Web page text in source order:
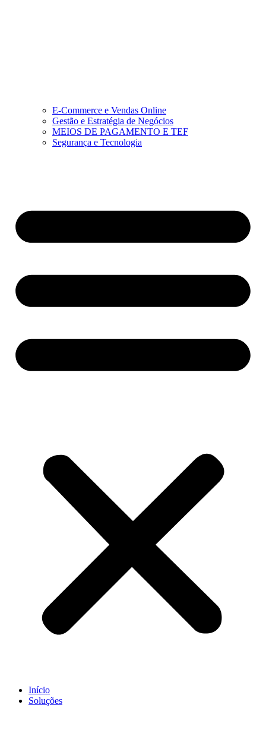
E-Commerce e Vendas Online
Gestão e Estratégia de Negócios
MEIOS DE PAGAMENTO E TEF
Segurança e Tecnologia
Início
Soluções